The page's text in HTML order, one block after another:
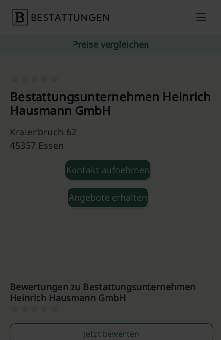
Preise vergleichen
Bestattungsunternehmen Heinrich
Hausmann GmbH
Kraienbruch 62
45357 Essen
Kontakt aufnehmen
Angebote erhalten
Bewertungen zu Bestattungsunternehmen
Heinrich Hausmann GmbH
Jetzt bewerten